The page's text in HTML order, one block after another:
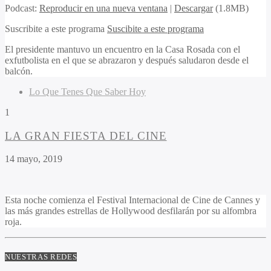
Podcast: Reproducir en una nueva ventana | Descargar(1.8MB)
Suscribite a este programa Suscibite a este programa
El presidente mantuvo un encuentro en la Casa Rosada con el
exfutbolista en el que se abrazaron y después saludaron desde el
balcón.
Lo Que Tenes Que Saber Hoy
1
LA GRAN FIESTA DEL CINE
14 mayo, 2019
Esta noche comienza el Festival Internacional de Cine de Cannes y
las más grandes estrellas de Hollywood desfilarán por su alfombra
roja.
NUESTRAS REDES